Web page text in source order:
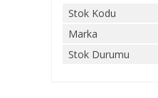
Stok Kodu
Marka
Stok Durumu